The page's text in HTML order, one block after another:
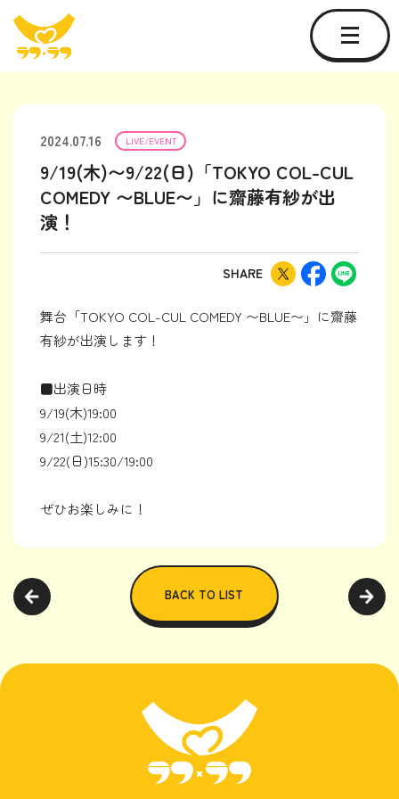
2024.07.16 LIVE/EVENT
9/19(木)〜9/22(日)「TOKYO COL-CUL
COMEDY 〜BLUE〜」に齋藤有紗が出
演！
SHARE
舞台「TOKYO COL-CUL COMEDY 〜BLUE〜」に齋藤
有紗が出演します！
■出演日時
9/19(木)19:00
9/21(土)12:00
9/22(日)15:30/19:00
ぜひお楽しみに！
BACK TO LIST